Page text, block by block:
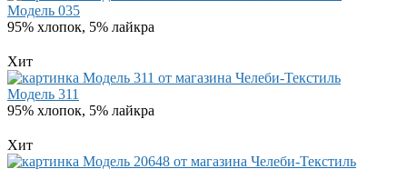
Модель 035
95% хлопок, 5% лайкра
Хит
Модель 311
95% хлопок, 5% лайкра
Хит